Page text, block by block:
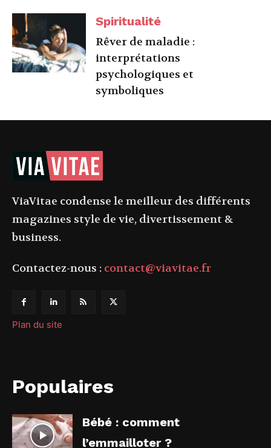
Spiritualité
Rêver de maladie :
interprétations
psychologiques et
symboliques
ViaVitae condense le meilleur des différents
magazines style de vie, divertissement &
business.
Contactez-nous : contact@viavitae.fr
Plan du site
Populaires
Bébé : comment
l’emmailloter ?